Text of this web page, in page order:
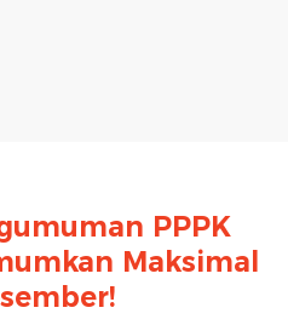
PPPK
Maksimal